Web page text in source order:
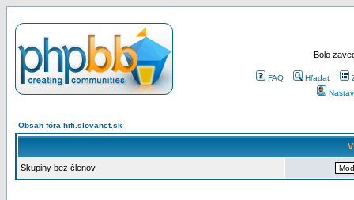
Bolo
FAQ Hľadať
Obsah fóra hifi.slovanet.sk
Skupiny bez členov.